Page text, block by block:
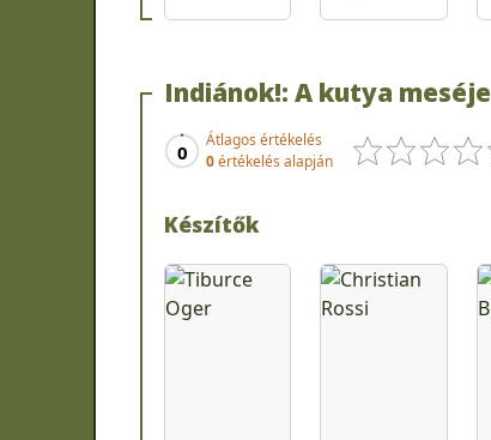
Indiánok!: A kutya meséje
0
Átlagos értékelés
0értékelés alapján
Készítők